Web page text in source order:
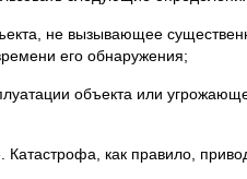
не вызывающее
его обнаружения;
объекта или
как правило,